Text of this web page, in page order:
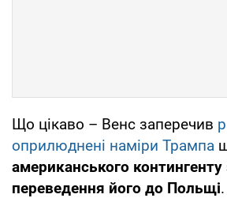
Що цікаво – Венс заперечив
оприлюднені наміри Трампа
американського контингенту
переведення його до Польщі